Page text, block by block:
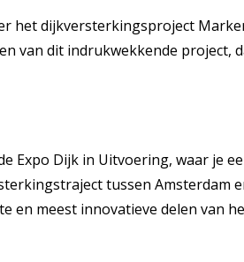
het dijkversterkingsproject
van dit indrukwekkende project,
Expo Dijk in Uitvoering, waar je
tussen Amsterdam
en meest innovatieve delen van